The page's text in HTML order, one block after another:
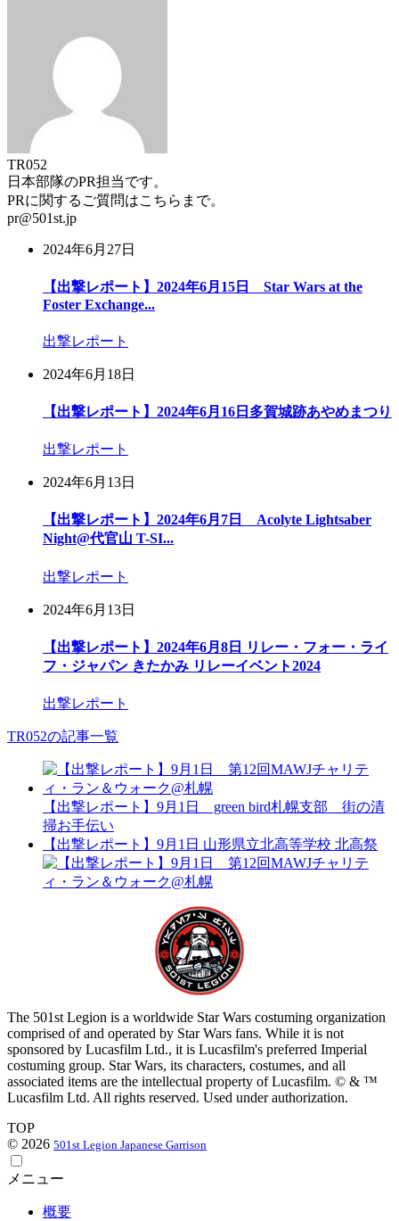
TR052
日本部隊のPR担当です。
PRに関するご質問はこちらまで。
pr@501st.jp
2024年6月27日
【出撃レポート】2024年6月15日 Star Wars at the
Foster Exchange...
出撃レポート
2024年6月18日
【出撃レポート】2024年6月16日多賀城跡あやめまつり
出撃レポート
2024年6月13日
【出撃レポート】2024年6月7日 Acolyte Lightsaber
Night@代官山 T-SI...
出撃レポート
2024年6月13日
【出撃レポート】2024年6月8日 リレー・フォー・ライ
フ・ジャパン きたかみ リレーイベント2024
出撃レポート
TR052の記事一覧
【出撃レポート】9月1日 green bird札幌支部 街の清
掃お手伝い
【出撃レポート】9月1日 山形県立北高等学校 北高祭
The 501st Legion is a worldwide Star Wars costuming organization
comprised of and operated by Star Wars fans. While it is not
sponsored by Lucasfilm Ltd., it is Lucasfilm's preferred Imperial
costuming group. Star Wars, its characters, costumes, and all
associated items are the intellectual property of Lucasfilm. © & ™
Lucasfilm Ltd. All rights reserved. Used under authorization.
TOP
© 2026 501st Legion Japanese Garrison
メニュー
概要